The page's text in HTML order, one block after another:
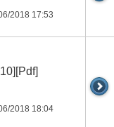
2018 17:53
2018 18:04